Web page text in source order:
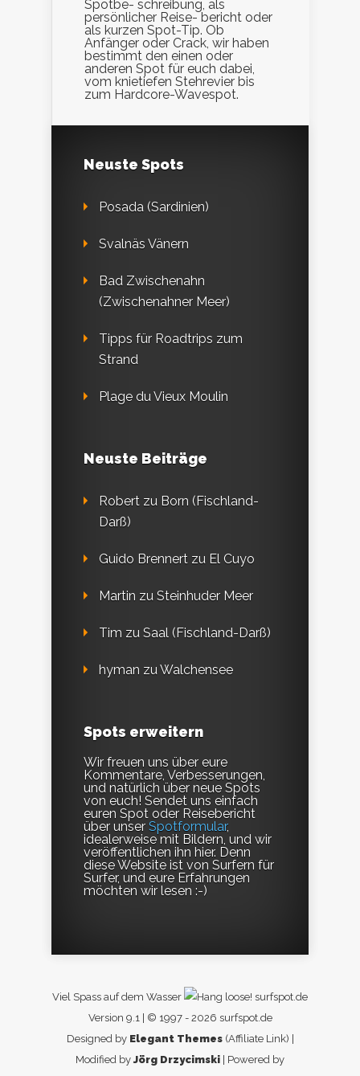
Spotbe- schreibung, als
persönlicher Reise- bericht oder
als kurzen Spot-Tip. Ob
Anfänger oder Crack, wir haben
bestimmt den einen oder
anderen Spot für euch dabei,
vom knietiefen Stehrevier bis
zum Hardcore-Wavespot.
Neuste Spots
Posada (Sardinien)
Svalnäs Vänern
Bad Zwischenahn
(Zwischenahner Meer)
Tipps für Roadtrips zum
Strand
Plage du Vieux Moulin
Neuste Beiträge
Robert zu Born (Fischland-
Darß)
Guido Brennert zu El Cuyo
Martin zu Steinhuder Meer
Tim zu Saal (Fischland-Darß)
hyman zu Walchensee
Spots erweitern
Wir freuen uns über eure
Kommentare, Verbesserungen,
und natürlich über neue Spots
von euch! Sendet uns einfach
euren Spot oder Reisebericht
über unser Spotformular,
idealerweise mit Bildern, und wir
veröffentlichen ihn hier. Denn
diese Website ist von Surfern für
Surfer, und eure Erfahrungen
möchten wir lesen :-)
Viel Spass auf dem Wasser
surfspot.de
Version 9.1 | © 1997 - 2026 surfspot.de
Designed by Elegant Themes(Affiliate Link) |
Modified by Jörg Drzycimski | Powered by